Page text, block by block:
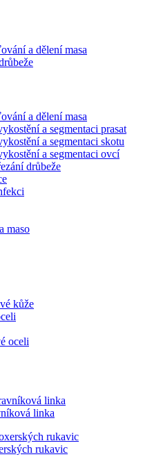
a dělení masa
a dělení masa
a segmentaci prasat
a segmentaci skotu
a segmentaci ovcí
drůbeže
maso
kůže
oceli
linka
rukavic